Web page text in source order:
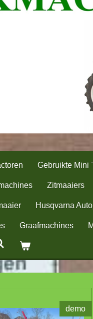
Gebruikte Mini
Zitmaaiers
Husqvarna
Graafmachines
demo